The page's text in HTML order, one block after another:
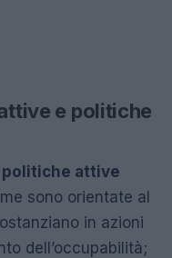
e politiche
politiche attive
sono orientate al
in azioni
dell’occupabilità;